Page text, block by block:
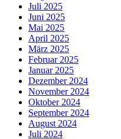
Juli 2025
Juni 2025
Mai 2025
April 2025
März 2025
Februar 2025
Januar 2025
Dezember 2024
November 2024
Oktober 2024
September 2024
August 2024
Juli 2024